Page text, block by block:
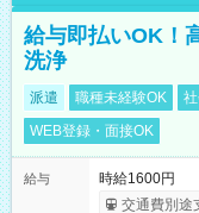
給与即払いOK！
洗浄
派遣 職種未経験OK
WEB登録・面接OK
給与
時給1600円
交通費別途